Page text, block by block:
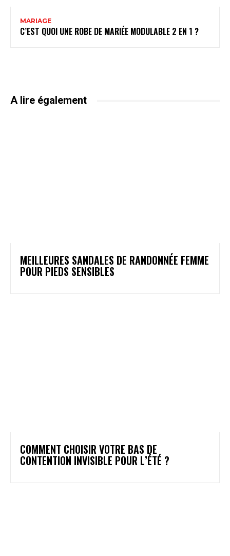
MARIAGE
C’EST QUOI UNE ROBE DE MARIÉE MODULABLE 2 EN 1 ?
A lire également
MEILLEURES SANDALES DE RANDONNÉE FEMME
POUR PIEDS SENSIBLES
COMMENT CHOISIR VOTRE BAS DE
CONTENTION INVISIBLE POUR L’ÉTÉ ?